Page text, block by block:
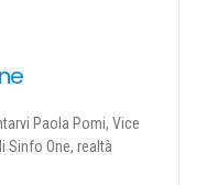
Paola Pomi, Vice
Sinfo One, realtà